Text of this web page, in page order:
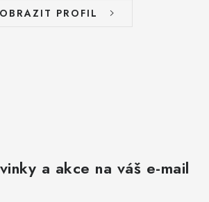
PROFIL
a akce na váš e-mail